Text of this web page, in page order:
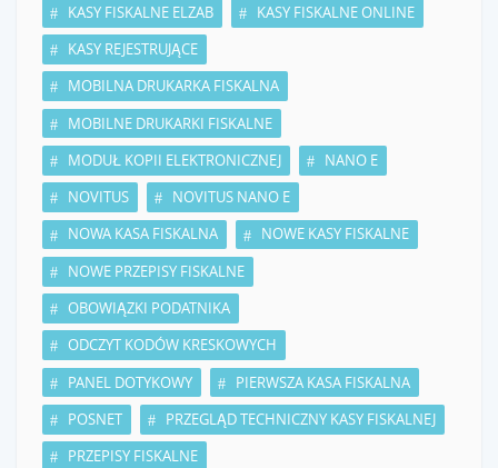
KASY FISKALNE ELZAB
KASY FISKALNE ONLINE
KASY REJESTRUJĄCE
MOBILNA DRUKARKA FISKALNA
MOBILNE DRUKARKI FISKALNE
MODUŁ KOPII ELEKTRONICZNEJ
NANO E
NOVITUS
NOVITUS NANO E
NOWA KASA FISKALNA
NOWE KASY FISKALNE
NOWE PRZEPISY FISKALNE
OBOWIĄZKI PODATNIKA
ODCZYT KODÓW KRESKOWYCH
PANEL DOTYKOWY
PIERWSZA KASA FISKALNA
POSNET
PRZEGLĄD TECHNICZNY KASY FISKALNEJ
PRZEPISY FISKALNE